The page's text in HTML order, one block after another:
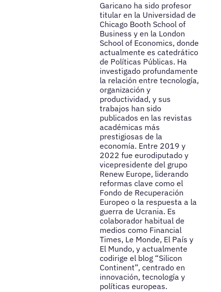
Garicano ha sido profesor
titular en la Universidad de
Chicago Booth School of
Business y en la London
School of Economics, donde
actualmente es catedrático
de Políticas Públicas. Ha
investigado profundamente
la relación entre tecnología,
organización y
productividad, y sus
trabajos han sido
publicados en las revistas
académicas más
prestigiosas de la
economía. Entre 2019 y
2022 fue eurodiputado y
vicepresidente del grupo
Renew Europe, liderando
reformas clave como el
Fondo de Recuperación
Europeo o la respuesta a la
guerra de Ucrania. Es
colaborador habitual de
medios como Financial
Times, Le Monde, El País y
El Mundo, y actualmente
codirige el blog “Silicon
Continent”, centrado en
innovación, tecnología y
políticas europeas.